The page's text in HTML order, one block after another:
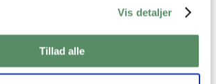
Vis detaljer
Tillad alle
her på Valdemarsro.
at lave mad og finde på nye lækre,